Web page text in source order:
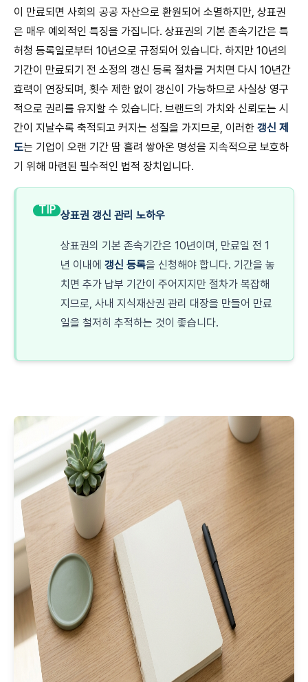
이 만료되면 사회의 공공 자산으로 환원되어 소멸하지만, 상표권
은 매우 예외적인 특징을 가집니다. 상표권의 기본 존속기간은 특
허청 등록일로부터 10년으로 규정되어 있습니다. 하지만 10년의
기간이 만료되기 전 소정의 갱신 등록 절차를 거치면 다시 10년간
효력이 연장되며, 횟수 제한 없이 갱신이 가능하므로 사실상 영구
적으로 권리를 유지할 수 있습니다. 브랜드의 가치와 신뢰도는 시
간이 지날수록 축적되고 커지는 성질을 가지므로, 이러한 갱신 제
도는 기업이 오랜 기간 땀 흘려 쌓아온 명성을 지속적으로 보호하
기 위해 마련된 필수적인 법적 장치입니다.
TIP 상표권 갱신 관리 노하우
상표권의 기본 존속기간은 10년이며, 만료일 전 1
년 이내에 갱신 등록을 신청해야 합니다. 기간을 놓
치면 추가 납부 기간이 주어지지만 절차가 복잡해
지므로, 사내 지식재산권 관리 대장을 만들어 만료
일을 철저히 추적하는 것이 좋습니다.